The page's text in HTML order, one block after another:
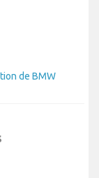
de BMW